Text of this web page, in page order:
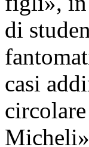
di
casi